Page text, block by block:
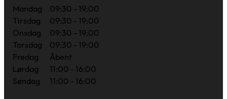
Mandag
09:30 - 19:00
Tirsdag
09:30 - 19:00
Onsdag
09:30 - 19:00
Torsdag
09:30 - 19:00
Fredag
Åbent
Lørdag
11:00 - 16:00
Søndag
11:00 - 16:00